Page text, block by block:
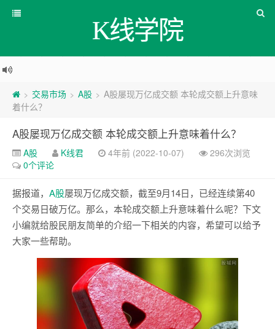
K线学院
> 交易市场 > A股 > A股屡现万亿成交额 本轮成交额上升意味
着什么？
A股屡现万亿成交额 本轮成交额上升意味着什么？
A股 K线君 4年前 (2022-10-07)
296次浏览
0个评论
据报道， A股屡现万亿成交额，截至9月14日，已经连续第40
个交易日破万亿。那么，本轮成交额上升意味着什么呢？下文
小编就给股民朋友简单的介绍一下相关的内容，希望可以给予
大家一些帮助。